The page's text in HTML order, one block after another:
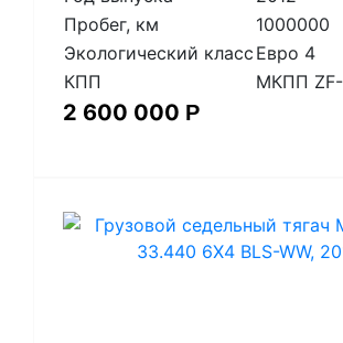
Пробег, км
1000000
Экологический класс Евро 4
КПП
МКПП ZF-
2 600 000 Р